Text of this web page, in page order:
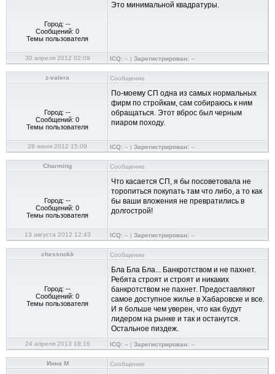
Город: --
Сообщений: 0
Темы пользователя
Это минимальной квадратуры.
30 апреля 2012 02:09 ICQ: -- | Зарегистрирован: --
z-valera Сообщение
Город: --
Сообщений: 0
Темы пользователя
По-моему СП одна из самых нормальных
фирм по стройкам, сам собираюсь к ним
обращаться. Этот вброс был черным
пиаром походу.
28 июня 2012 15:09 ICQ: -- | Зарегистрирован: --
Charming Сообщение
Город: --
Сообщений: 0
Темы пользователя
Что касается СП, я бы посоветовала не
торопиться покупать там что либо, а то как
бы ваши вложения не превратились в
долгострой!
13 августа 2012 12:43 ICQ: -- | Зарегистрирован: --
chessnokk Сообщение
Город: --
Сообщений: 0
Темы пользователя
Бла Бла Бла... Банкротством и не пахнет.
Ребята строят и строят и никаких
банкротством не пахнет. Предоставляют
самое доступное жилье в Хабаровске и все.
И я больше чем уверен, что как будут
лидером на рынке и так и останутся.
Остальное пиздеж.
24 апреля 2013 18:16 ICQ: -- | Зарегистрирован: --
Инна М Сообщение